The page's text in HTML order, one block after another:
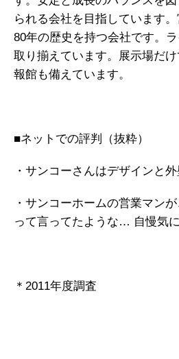
られる会社を目指しています
80年の歴史を持つ会社です。
取り揃えています。展示場だ
報館も備えています。
■ネットでの評判（抜粋）
・サンコーさんはデザインと外
・サンコーホームの営業マン
って言ってたような… 自慢気
＊2011年度調査